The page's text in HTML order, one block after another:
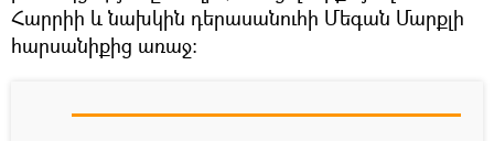
Հարրիի և նախկին դերասանուհի Մեգան Մարքլի
հարսանիքից առաջ: